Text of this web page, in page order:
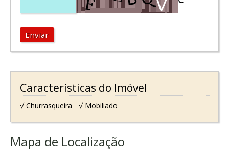
Enviar
Características do Imóvel
√ Churrasqueira √ Mobiliado
Mapa de Localização